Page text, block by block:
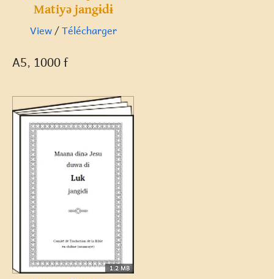
Matiyə jangɨdɨ
View/Télécharger
A5, 1000 f
1.2 MB